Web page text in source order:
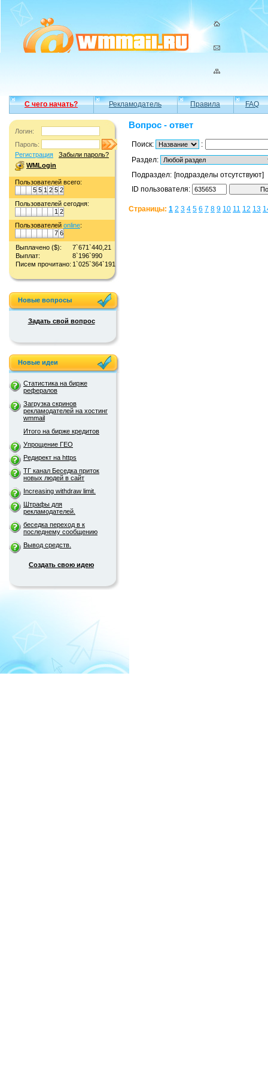
С чего начать? Рекламодатель Правила FAQ
Логин:
Пароль:
Регистрация
Забыли пароль?
WMLogin
Пользователей всего:
5 5 1 2 5 2
Пользователей сегодня:
1 2
Пользователей online:
7 6
Выплачено ($):
7`671`440,21
Выплат:
8`196`990
Писем прочитано: 1`025`364`191
Новые вопросы
Задать свой вопрос
Новые идеи
Статистика на бирже
рефералов
Загрузка скринов
рекламодателей на хостинг
wmmail
Итого на бирже кредитов
Упрощение ГЕО
Редирект на https
ТГ канал Беседка приток
новых людей в сайт
Increasing withdraw limit.
Штрафы для
рекламодателей.
беседка переход в к
последнему сообщению
Вывод средств.
Создать свою идею
Вопрос - ответ
Поиск:
:
Раздел:
Подраздел: [подразделы отсутствуют]
ID пользователя:
Страницы: 1 2 3 4 5 6 7 8 9 10 11 12 13